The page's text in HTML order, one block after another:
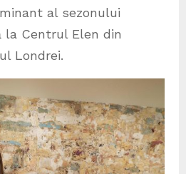
al sezonului
Centrul Elen din
Londrei.